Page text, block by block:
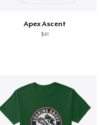
Apex Ascent
$41